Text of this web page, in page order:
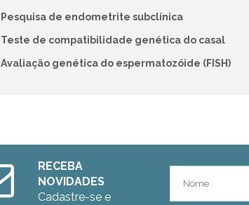
Pesquisa de endometrite subclínica
Teste de compatibilidade genética do casal
Avaliação genética do espermatozóide (FISH)
RECEBA
NOVIDADES
Cadastre-se e